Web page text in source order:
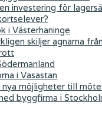
investering för
i Västerhaninge
skiljer agnarna
i Vasastan
möjligheter till
byggfirma i